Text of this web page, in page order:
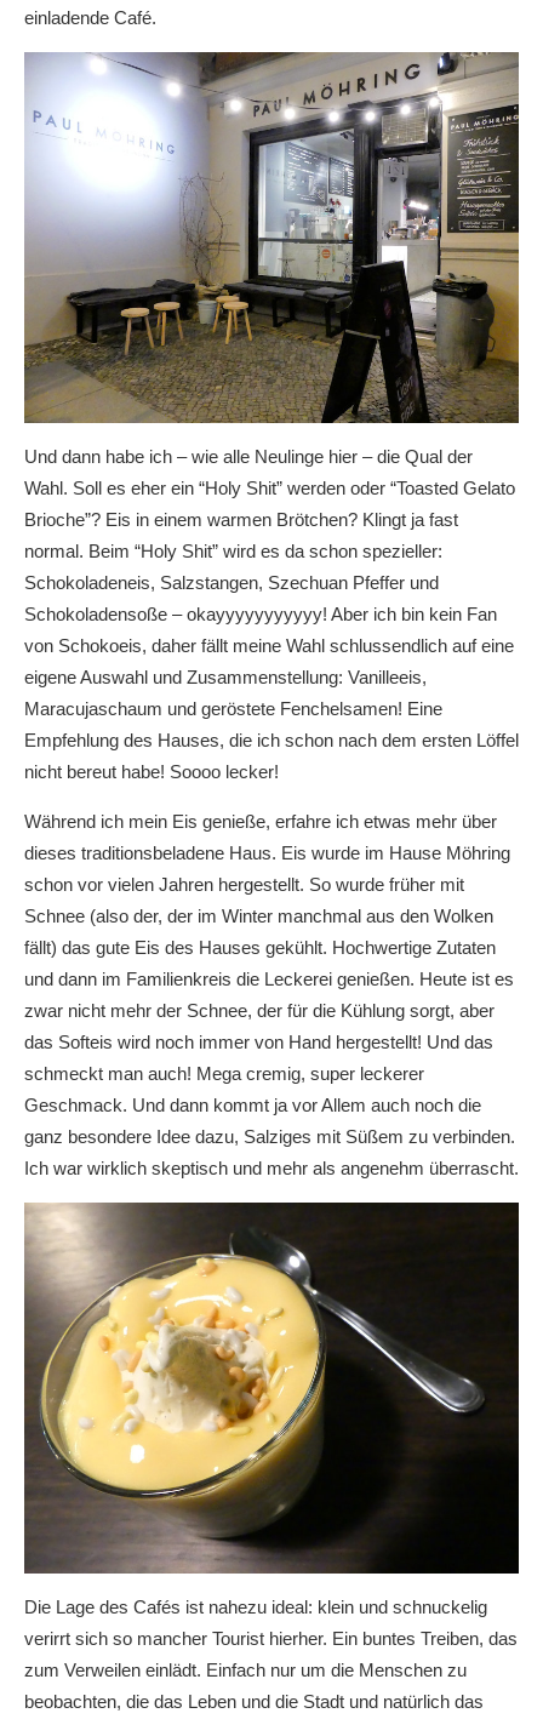
einladende Café.
Und dann habe ich – wie alle Neulinge hier – die Qual der
Wahl. Soll es eher ein “Holy Shit” werden oder “Toasted Gelato
Brioche”? Eis in einem warmen Brötchen? Klingt ja fast
normal. Beim “Holy Shit” wird es da schon spezieller:
Schokoladeneis, Salzstangen, Szechuan Pfeffer und
Schokoladensoße – okayyyyyyyyyyy! Aber ich bin kein Fan
von Schokoeis, daher fällt meine Wahl schlussendlich auf eine
eigene Auswahl und Zusammenstellung: Vanilleeis,
Maracujaschaum und geröstete Fenchelsamen! Eine
Empfehlung des Hauses, die ich schon nach dem ersten Löffel
nicht bereut habe! Soooo lecker!
Während ich mein Eis genieße, erfahre ich etwas mehr über
dieses traditionsbeladene Haus. Eis wurde im Hause Möhring
schon vor vielen Jahren hergestellt. So wurde früher mit
Schnee (also der, der im Winter manchmal aus den Wolken
fällt) das gute Eis des Hauses gekühlt. Hochwertige Zutaten
und dann im Familienkreis die Leckerei genießen. Heute ist es
zwar nicht mehr der Schnee, der für die Kühlung sorgt, aber
das Softeis wird noch immer von Hand hergestellt! Und das
schmeckt man auch! Mega cremig, super leckerer
Geschmack. Und dann kommt ja vor Allem auch noch die
ganz besondere Idee dazu, Salziges mit Süßem zu verbinden.
Ich war wirklich skeptisch und mehr als angenehm überrascht.
Die Lage des Cafés ist nahezu ideal: klein und schnuckelig
verirrt sich so mancher Tourist hierher. Ein buntes Treiben, das
zum Verweilen einlädt. Einfach nur um die Menschen zu
beobachten, die das Leben und die Stadt und natürlich das